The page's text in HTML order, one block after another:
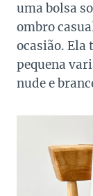
uma bolsa
ombro
ocasião. Ela
pequena
nude e